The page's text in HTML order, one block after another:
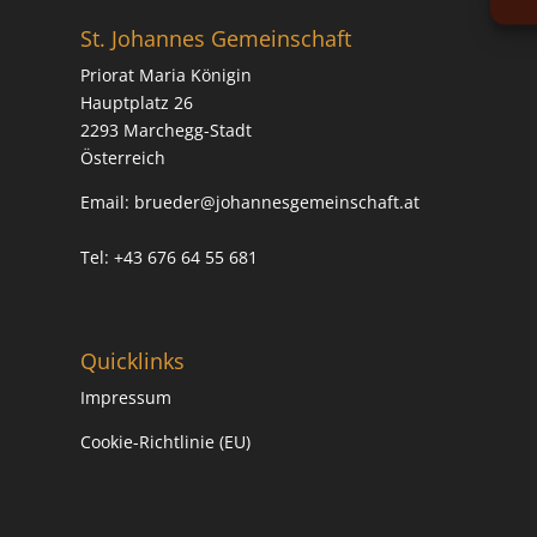
St. Johannes Gemeinschaft
Priorat Maria Königin
Hauptplatz 26
2293 Marchegg-Stadt
Österreich
Email: brueder@johannesgemeinschaft.at
Tel: +43 676 64 55 681
Quicklinks
Impressum
Cookie-Richtlinie (EU)